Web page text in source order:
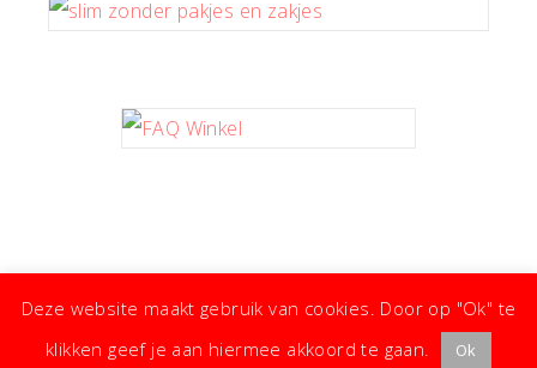
Deze website maakt gebruik van cookies. Door op "Ok" te
klikken geef je aan hiermee akkoord te gaan.
Ok